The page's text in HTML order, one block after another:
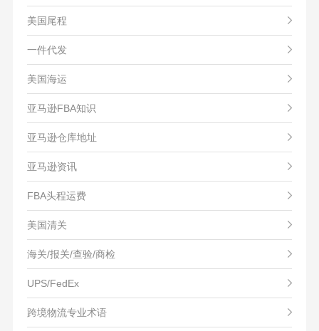
美国尾程
一件代发
美国海运
亚马逊FBA知识
亚马逊仓库地址
亚马逊资讯
FBA头程运费
美国清关
海关/报关/查验/商检
UPS/FedEx
跨境物流专业术语